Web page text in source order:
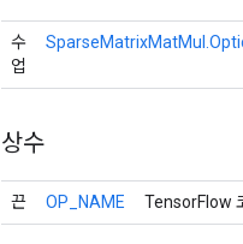
수
업
상수
끈 OP_NAME TensorFlow